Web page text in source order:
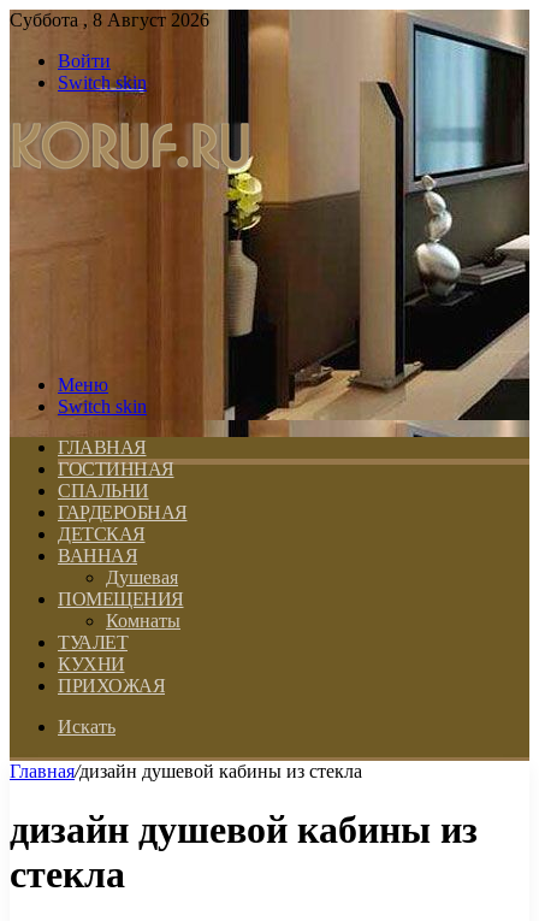
Суббота , 8 Август 2026
Войти
Switch skin
Меню
Switch skin
ГЛАВНАЯ
ГОСТИННАЯ
СПАЛЬНИ
ГАРДЕРОБНАЯ
ДЕТСКАЯ
ВАННАЯ
Душевая
ПОМЕЩЕНИЯ
Комнаты
ТУАЛЕТ
КУХНИ
ПРИХОЖАЯ
Искать
Главная/дизайн душевой кабины из стекла
дизайн душевой кабины из
стекла